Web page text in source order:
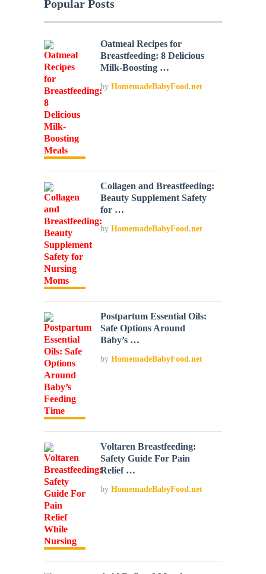
Popular Posts
Oatmeal Recipes for
Breastfeeding: 8 Delicious
Milk-Boosting …
byHomemadeBabyFood.net
Collagen and Breastfeeding:
Beauty Supplement Safety
for …
byHomemadeBabyFood.net
Postpartum Essential Oils:
Safe Options Around
Baby’s …
byHomemadeBabyFood.net
Voltaren Breastfeeding:
Safety Guide For Pain
Relief …
byHomemadeBabyFood.net